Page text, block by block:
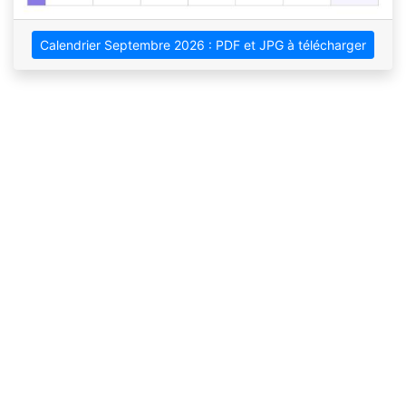
Calendrier Septembre 2026 : PDF et JPG à télécharger